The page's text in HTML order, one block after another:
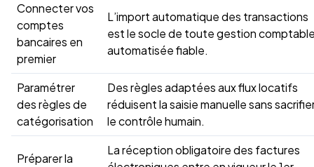
Connecter vos
comptes
bancaires en
premier
L’import automatique des transactions
est le socle de toute gestion
automatisée fiable.
Paramétrer
des règles de
catégorisation
Des règles adaptées aux flux locatifs
réduisent la saisie manuelle sans
le contrôle humain.
Préparer la
La réception obligatoire des factures